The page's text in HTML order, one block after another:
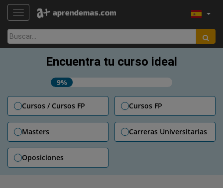
TOGGLE NAVIGATION
Buscar:
Encuentra tu curso ideal
9%
Cursos / Cursos FP Cursos FP
Masters Carreras Universitarias
Oposiciones